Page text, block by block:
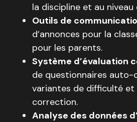
la discipline et au niveau
Outils de
d’annonces pour la
pour les parents.
Système d’évaluation
de questionnaires auto-
variantes de difficulté et
correction.
Analyse des données